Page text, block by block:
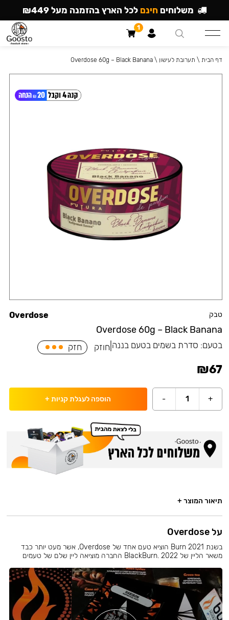
טבק
Overdose 60g – Black Banana
Overdose
בטעם: סדרת בשמים בטעם בננה חוזק חזק
₪67
+
1
- הוספה לעגלת קניות +
דף הבית \ תערובת לעישון \
Overdose 60g – Black Banana
תיאור המוצר +
על Overdose
בשנת 2021 Burn הוציא טעם אחד של Overdose, אשר מעט יותר כבד
משאר הליין של BlackBurn. 2022 החברה מוציאה ליין שלם של טעמים
משלוחים חינם לכל הארץ בהזמנה מעל ₪449
1